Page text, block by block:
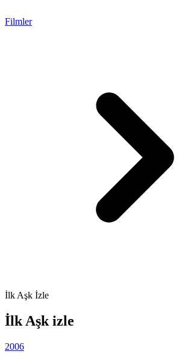
Filmler
İlk Aşk İzle
İlk Aşk izle
2006